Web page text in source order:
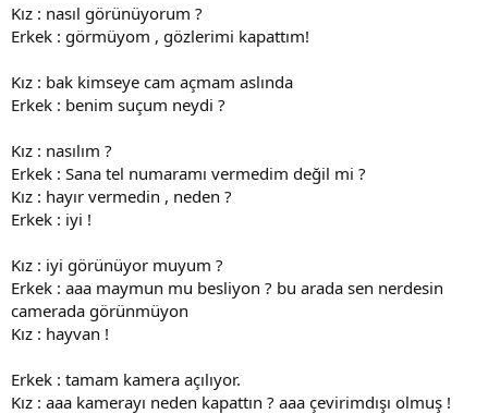
Kız : nasıl görünüyorum ?
Erkek : görmüyom , gözlerimi kapattım!
Kız : bak kimseye cam açmam aslında
Erkek : benim suçum neydi ?
Kız : nasılım ?
Erkek : Sana tel numaramı vermedim değil mi ?
Kız : hayır vermedin , neden ?
Erkek : iyi !
Kız : iyi görünüyor muyum ?
Erkek : aaa maymun mu besliyon ? bu arada sen nerdesin
camerada görünmüyon
Kız : hayvan !
Erkek : tamam kamera açılıyor.
Kız : aaa kamerayı neden kapattın ? aaa çevirimdışı olmuş !